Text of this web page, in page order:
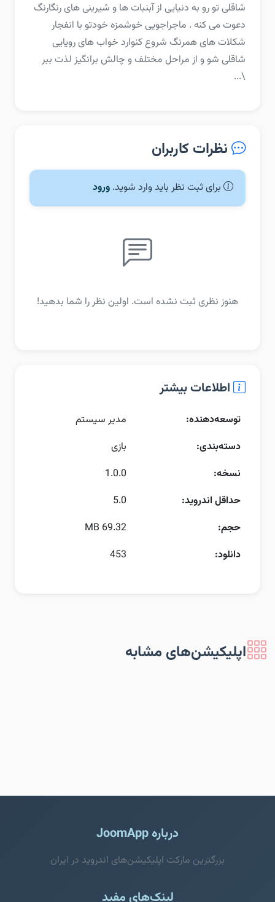
‏‏شاقلی تو رو به دنیایی از آبنبات ها و شیرینی های رنگارنگ
دعوت می کنه . ماجراجویی خوشمزه خودتو با انفجار
شکلات های همرنگ شروع کن‏وارد خواب های رویایی
شاقلی شو و از مراحل مختلف و چالش برانگیز لذت ببر
\...
نظرات کاربران
برای ثبت نظر باید وارد شوید. ورود
هنوز نظری ثبت نشده است. اولین نظر را شما بدهید!
اطلاعات بیشتر
توسعه‌دهنده:
مدیر سیستم
دسته‌بندی:
بازی
نسخه:
1.0.0
حداقل اندروید:
5.0
حجم:
69.32 MB
دانلود:
453
اپلیکیشن‌های مشابه
درباره JoomApp
بزرگترین مارکت اپلیکیشن‌های اندروید در ایران
لینک‌های مفید